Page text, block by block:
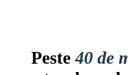
Peste40 de